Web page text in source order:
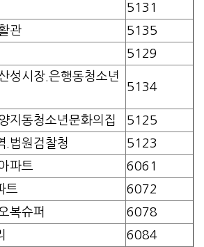
5131
관
5135
5129
성시장.은행동청소년
5134
지동청소년문화의집
5125
.법원검찰청
5123
파트
6061
트
6072
복슈퍼
6078
6084